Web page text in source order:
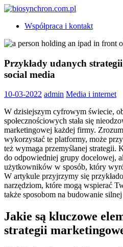
Skip
content
biosynchron.com.pl
Współpraca i kontakt
Przykłady udanych
social media
10-03-2022 admin Media i internet
W dzisiejszym cyfrowym świecie,
społecznościowych stała się
marketingowej każdej firmy.
wykorzystać te platformy, może
też wymaga przemyślanej strategii.
do odpowiedniej grupy docelowej,
użytkowników w sposób, który
W artykule przyjrzymy się
narzędziom, które mogą wspierać
także sposobom na budowanie
Jakie są kluczowe
strategii